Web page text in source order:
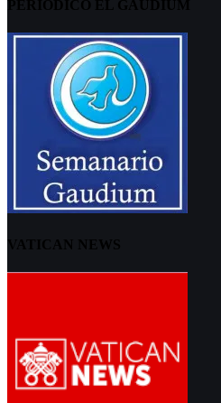
PERIÓDICO EL GAUDIUM
VATICAN NEWS